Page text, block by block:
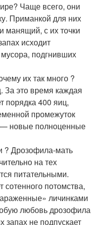
Чаще всего, они
Приманкой для них
манящий, с их точки
исходит
подгнивших
их так много ?
это время каждая
порядка 400 яиц,
промежуток
— новые полноценные
? Дрозофила-мать
на тех
питательными.
сотенного потомства,
личинками
любовь дрозофила
запах не подпускает